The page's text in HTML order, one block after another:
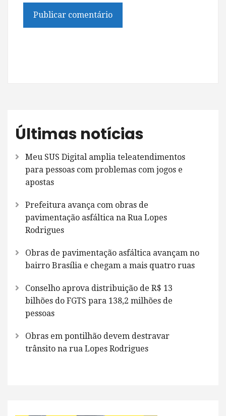
Últimas notícias
Meu SUS Digital amplia teleatendimentos
para pessoas com problemas com jogos e
apostas
Prefeitura avança com obras de
pavimentação asfáltica na Rua Lopes
Rodrigues
Obras de pavimentação asfáltica avançam no
bairro Brasília e chegam a mais quatro ruas
Conselho aprova distribuição de R$ 13
bilhões do FGTS para 138,2 milhões de
pessoas
Obras em pontilhão devem destravar
trânsito na rua Lopes Rodrigues